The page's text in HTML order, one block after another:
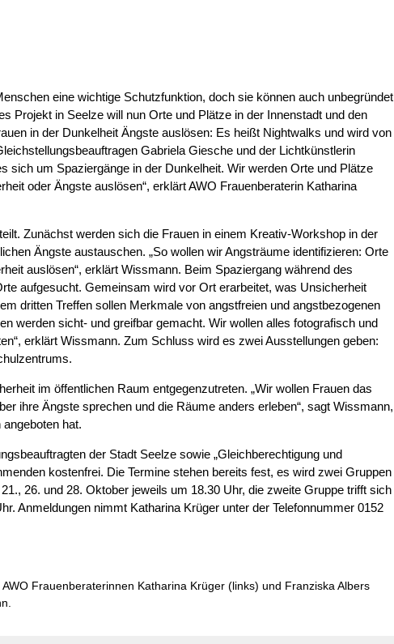
eine wichtige Schutzfunktion, doch sie können auch unbegründet
Projekt in Seelze will nun Orte und Plätze in der Innenstadt und den
in der Dunkelheit Ängste auslösen: Es heißt Nightwalks und wird von
Gabriela Giesche und der Lichtkünstlerin
sich um Spaziergänge in der Dunkelheit. Wir werden Orte und Plätze
oder Ängste auslösen“, erklärt AWO Frauenberaterin Katharina
Zunächst werden sich die Frauen in einem Kreativ-Workshop in der
Ängste austauschen. „So wollen wir Angsträume identifizieren: Orte
auslösen“, erklärt Wissmann. Beim Spaziergang während des
aufgesucht. Gemeinsam wird vor Ort erarbeitet, was Unsicherheit
dritten Treffen sollen Merkmale von angstfreien und angstbezogenen
werden sicht- und greifbar gemacht. Wir wollen alles fotografisch und
erklärt Wissmann. Zum Schluss wird es zwei Ausstellungen geben:
im öffentlichen Raum entgegenzutreten. „Wir wollen Frauen das
ihre Ängste sprechen und die Räume anders erleben“, sagt Wissmann,
hat.
der Stadt Seelze sowie „Gleichberechtigung und
kostenfrei. Die Termine stehen bereits fest, es wird zwei Gruppen
26. und 28. Oktober jeweils um 18.30 Uhr, die zweite Gruppe trifft sich
Anmeldungen nimmt Katharina Krüger unter der Telefonnummer 0152
Frauenberaterinnen Katharina Krüger (links) und Franziska Albers